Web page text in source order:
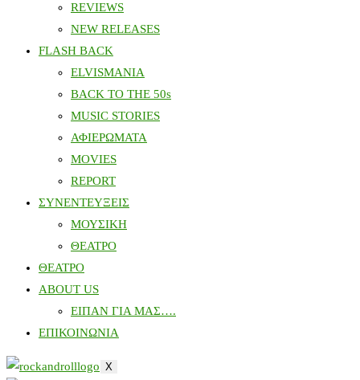
REVIEWS
NEW RELEASES
FLASH BACK
ELVISMANIA
BACK TO THE 50s
MUSIC STORIES
ΑΦΙΕΡΩΜΑΤΑ
MOVIES
REPORT
ΣΥΝΕΝΤΕΥΞΕΙΣ
ΜΟΥΣΙΚΗ
ΘΕΑΤΡΟ
ΘΕΑΤΡΟ
ABOUT US
ΕΙΠΑΝ ΓΙΑ ΜΑΣ….
ΕΠΙΚΟΙΝΩΝΙΑ
X